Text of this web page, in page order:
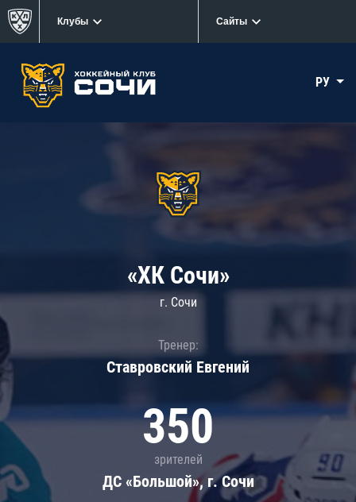
Клубы Сайты
РУ
«ХК Сочи»
г. Сочи
Тренер:
Ставровский Евгений
350
зрителей
ДС «Большой», г. Сочи